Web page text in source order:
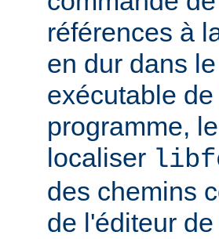
références à
en dur dans
exécutable
programme,
localiser
des chemins
de l'éditeur